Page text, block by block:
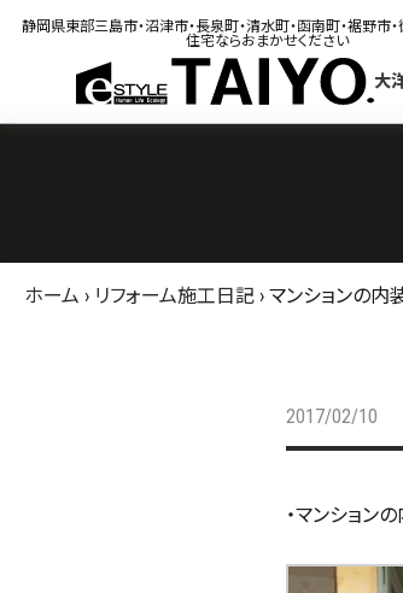
静岡県東部三島市・沼津市・長泉町・清水町・函南町・裾野市
住宅ならおまかせください
大
ホーム › リフォーム施工日記 › マンションの内
2017/02/10
・マンション